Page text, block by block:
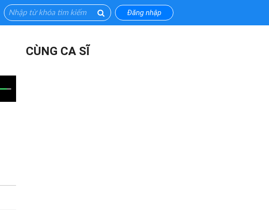
Đăng nhập
CÙNG CA SĨ